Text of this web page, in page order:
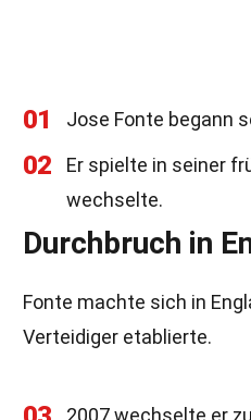
01 Jose Fonte begann
02
Er spielte in seiner
wechselte.
Durchbruch in
Fonte machte sich in
Verteidiger etablierte.
2007 wechselte er